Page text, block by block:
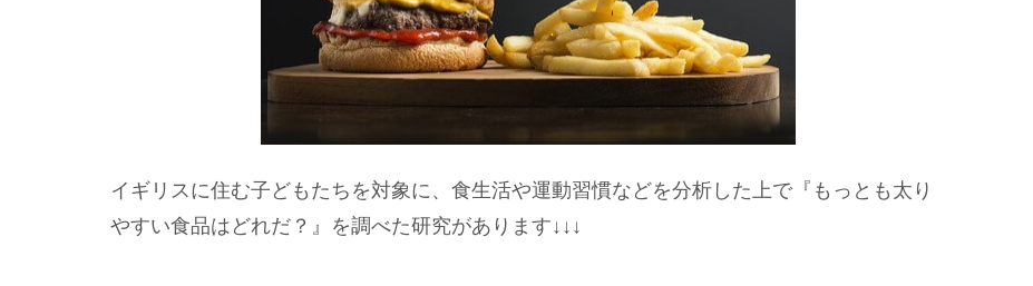
イギリスに住む子どもたちを対象に、食生活や運動習慣などを分析した上で『もっとも太り
やすい食品はどれだ？』を調べた研究があります↓↓↓